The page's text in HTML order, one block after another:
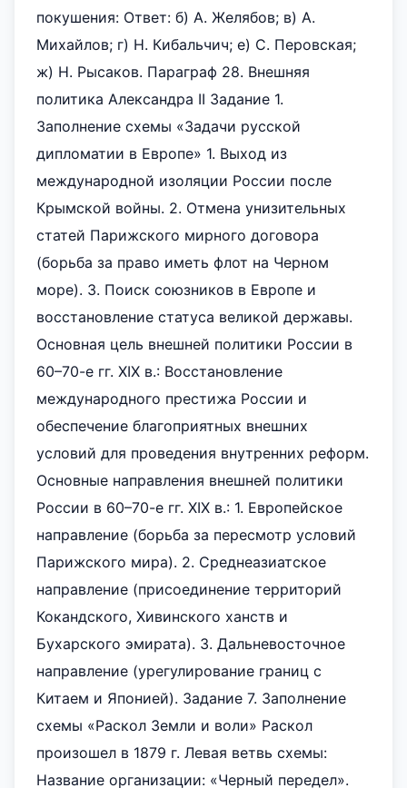
покушения: Ответ: б) А. Желябов; в) А.
Михайлов; г) Н. Кибальчич; е) С. Перовская;
ж) Н. Рысаков. Параграф 28. Внешняя
политика Александра II Задание 1.
Заполнение схемы «Задачи русской
дипломатии в Европе» 1. Выход из
международной изоляции России после
Крымской войны. 2. Отмена унизительных
статей Парижского мирного договора
(борьба за право иметь флот на Черном
море). 3. Поиск союзников в Европе и
восстановление статуса великой державы.
Основная цель внешней политики России в
60–70-е гг. XIX в.: Восстановление
международного престижа России и
обеспечение благоприятных внешних
условий для проведения внутренних реформ.
Основные направления внешней политики
России в 60–70-е гг. XIX в.: 1. Европейское
направление (борьба за пересмотр условий
Парижского мира). 2. Среднеазиатское
направление (присоединение территорий
Кокандского, Хивинского ханств и
Бухарского эмирата). 3. Дальневосточное
направление (урегулирование границ с
Китаем и Японией). Задание 7. Заполнение
схемы «Раскол Земли и воли» Раскол
произошел в 1879 г. Левая ветвь схемы:
Название организации: «Черный передел».